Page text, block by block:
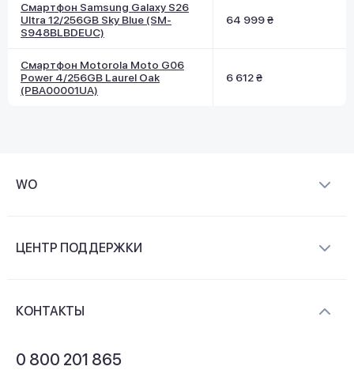
Смартфон Samsung Galaxy S26
Ultra 12/256GB Sky Blue (SM-
S948BLBDEUC)
64 999 ₴
Смартфон Motorola Moto G06
Power 4/256GB Laurel Oak
(PBA00001UA)
6 612 ₴
WO
Контакты
ЦЕНТР ПОДДЕРЖКИ
КОНТАКТЫ
0 800 201 865